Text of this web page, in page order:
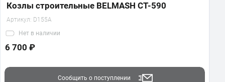
Козлы строительные BELMASH CT-590
Артикул: D155A
Нет в наличии
6 700 ₽
Сообщить о поступлении